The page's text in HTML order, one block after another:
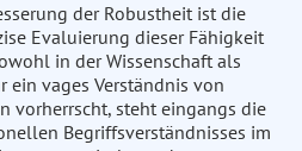
der Robustheit ist die
Evaluierung dieser Fähigkeit
in der Wissenschaft als
ein vages Verständnis von
vorherrscht, steht eingangs die
Begriffsverständnisses im